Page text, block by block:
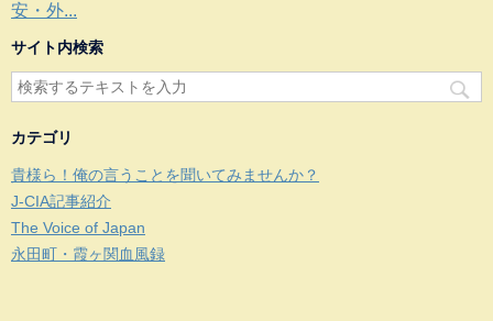
安・外...
サイト内検索
カテゴリ
貴様ら！俺の言うことを聞いてみませんか？
J-CIA記事紹介
The Voice of Japan
永田町・霞ヶ関血風録